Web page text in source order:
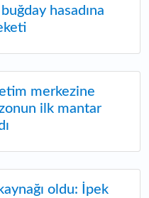
hasadına
merkezine
ilk mantar
oldu: İpek